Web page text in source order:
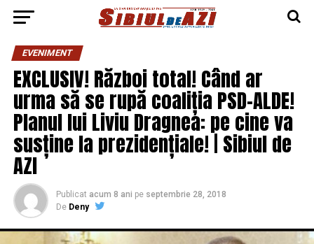
EVENIMENT
EXCLUSIV! Război total! Când ar
urma să se rupă coaliția PSD-ALDE!
Planul lui Liviu Dragnea: pe cine va
susține la prezidențiale! | Sibiul de
AZI
Publicat acum 8 ani pe septembrie 28, 2018
De Deny